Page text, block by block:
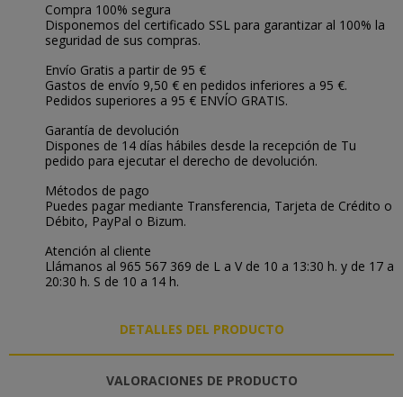
Compra 100% segura
Disponemos del certificado SSL para garantizar al 100% la
seguridad de sus compras.
Envío Gratis a partir de 95 €
Gastos de envío 9,50 € en pedidos inferiores a 95 €.
Pedidos superiores a 95 € ENVÍO GRATIS.
Garantía de devolución
Dispones de 14 días hábiles desde la recepción de Tu
pedido para ejecutar el derecho de devolución.
Métodos de pago
Puedes pagar mediante Transferencia, Tarjeta de Crédito o
Débito, PayPal o Bizum.
Atención al cliente
Llámanos al 965 567 369 de L a V de 10 a 13:30 h. y de 17 a
20:30 h. S de 10 a 14 h.
DETALLES DEL PRODUCTO
VALORACIONES DE PRODUCTO